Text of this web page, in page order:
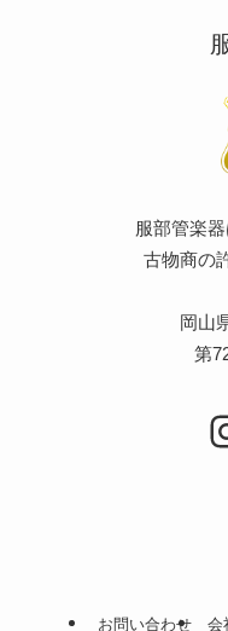
服部管楽
古物商の
岡山
第
お問い合わせ 会